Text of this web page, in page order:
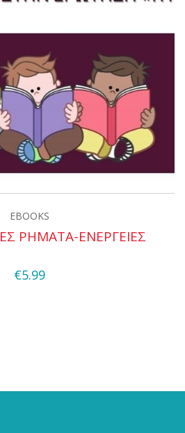
EBOOKS
ΡΗΜΑΤΑ-ΕΝΕΡΓΕΙΕΣ
€5.99